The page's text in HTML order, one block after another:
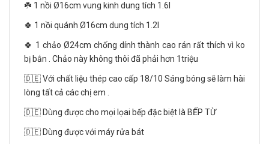
☘️ 1 nồi Ø16cm vung kinh dung tích 1.6l
🍀 1 nồi quánh Ø16cm dung tích 1.2l
🍀 1 chảo Ø24cm chống dính thành cao rán rất thích vì ko
bị bắn . Chảo này không thôi đã phải hơn 1triệu
🇩🇪 Với chất liệu thép cao cấp 18/10 Sáng bóng sẽ làm hài
lòng tất cả các chị em .
🇩🇪 Dùng được cho mọi lọai bếp đặc biệt là BẾP TỪ
🇩🇪 Dùng được với máy rửa bát